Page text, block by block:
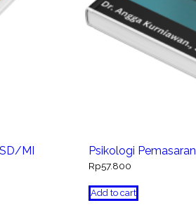
MI Psikologi Pemasaran
Rp57.800
Add to cart